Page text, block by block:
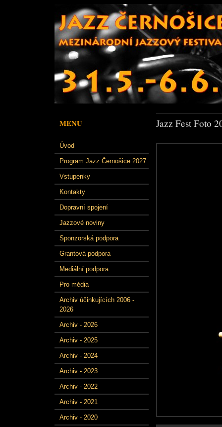
MENU
Úvod
Program Jazz Černošice 2027
Vstupenky
Kontakty
Dopravní spojení
Jazzové noviny
Sponzorská podpora
Grantová podpora
Mediální podpora
Pro média
Archiv účinkujících 2006 -
2026
Archiv - 2026
Archiv - 2025
Archiv - 2024
Archiv - 2023
Archiv - 2022
Archiv - 2021
Archiv - 2020
Jazz Fest Foto